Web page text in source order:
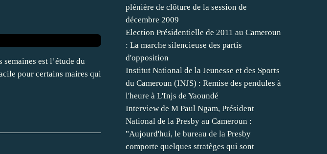
est l’étude du
pour certains maires qui
plénière de clôture de la session de
décembre 2009
Election Présidentielle de 2011 au Cameroun
: La marche silencieuse des partis
d'opposition
Institut National de la Jeunesse et des Sports
du Cameroun (INJS) : Remise des pendules à
l'heure à L'Injs de Yaoundé
Interview de M Paul Ngam, Président
National de la Presby au Cameroun :
"Aujourd'hui, le bureau de la Presby
comporte quelques stratèges qui sont